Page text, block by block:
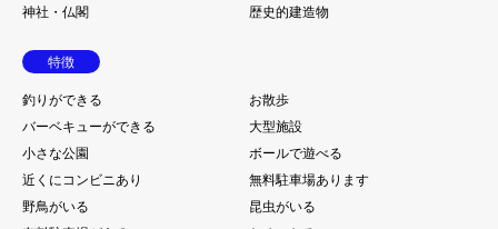
神社・仏閣
歴史的建造物
特徴
釣りができる
お散歩
バーベキューができる
大型施設
小さな公園
ボールで遊べる
近くにコンビニあり
無料駐車場あります
野鳥がいる
昆虫がいる